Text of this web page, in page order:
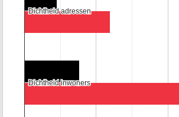
Dichtheid adressen
Dichtheid adressen
Dichtheid inwoners
Dichtheid inwoners